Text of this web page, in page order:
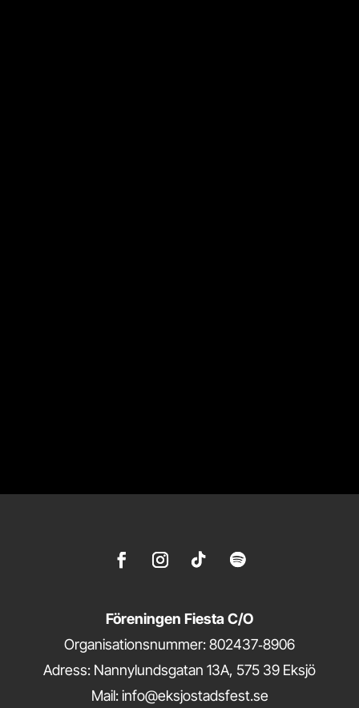
Föreningen Fiesta C/O
Organisationsnummer: 802437‑8906
Adress: Nannylundsgatan 13A, 575 39 Eksjö
Mail: info@eksjostadsfest.se